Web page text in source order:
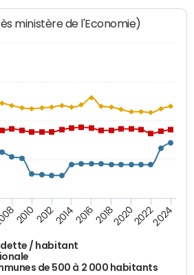
ministère de l'Economie)
dette / habitant
de 500 à 2 000 habitants
20102012201420162018202020222024